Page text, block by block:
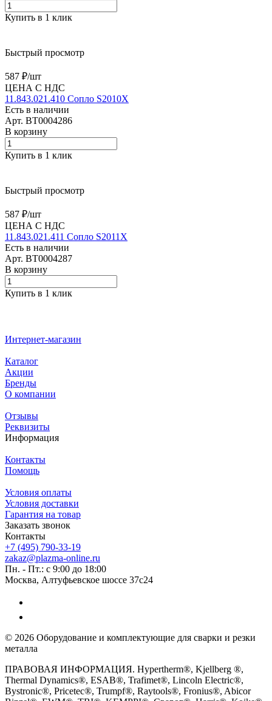
Купить в 1 клик
Быстрый просмотр
587 ₽/шт
ЦЕНА С НДС
11.843.021.410 Сопло S2010X
Есть в наличии
Арт. BT0004286
В корзину
Купить в 1 клик
Быстрый просмотр
587 ₽/шт
ЦЕНА С НДС
11.843.021.411 Сопло S2011X
Есть в наличии
Арт. BT0004287
В корзину
Купить в 1 клик
Интернет-магазин
Каталог
Акции
Бренды
О компании
Отзывы
Реквизиты
Информация
Контакты
Помощь
Условия оплаты
Условия доставки
Гарантия на товар
Заказать звонок
Контакты
+7 (495) 790-33-19
zakaz@plazma-online.ru
Пн. - Пт.: с 9:00 до 18:00
Москва, Алтуфьевское шоссе 37с24
© 2026 Оборудование и комплектующие для сварки и резки
металла
ПРАВОВАЯ ИНФОРМАЦИЯ. Hypertherm®, Kjellberg ®,
Thermal Dynamics®, ESAB®, Trafimet®, Lincoln Electric®,
Bystronic®, Pricetec®, Trumpf®, Raytools®, Fronius®, Abicor